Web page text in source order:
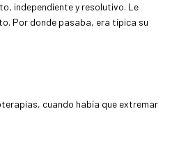
independiente y resolutivo. Le
Por donde pasaba, era típica su
cuando había que extremar